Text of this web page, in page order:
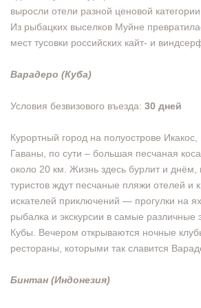
выросли отели разной ценовой
Из рыбацких выселков Муйне
мест тусовки российских кайт- и
Варадеро (Куба)
Условия безвизового въезда: 30 дней
Курортный город на полуострове Икакос,
Гаваны, по сути – большая песчаная
около 20 км. Жизнь здесь бурлит и
туристов ждут песчаные пляжи отелей и
искателей приключений — прогулки на
рыбалка и экскурсии в самые различные
Кубы. Вечером открываются ночные
рестораны, которыми так славится
Бинтан (Индонезия)